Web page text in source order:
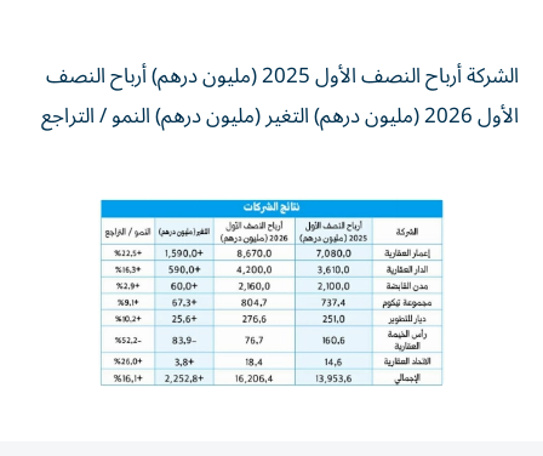
الشركة أرباح النصف الأول 2025 (مليون درهم) أرباح النصف
الأول 2026 (مليون درهم) التغير (مليون درهم) النمو / التراجع